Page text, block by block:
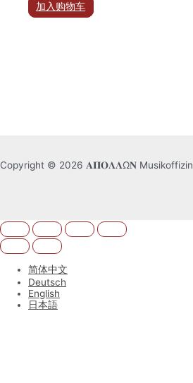
加入购物车
Copyright © 2026 𝚨𝚷𝚶𝚲𝚲Ω𝚴 Musikoffizin
简体中文
Deutsch
English
日本語